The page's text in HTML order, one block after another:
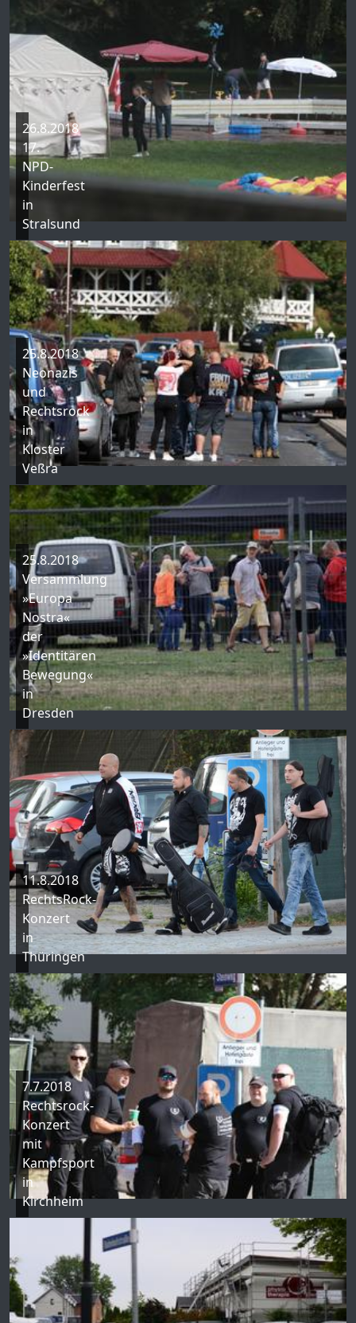
26.8.2018
17.
NPD-
Kinderfest
in
Stralsund
25.8.2018
Neonazis
und
Rechtsrock
in
Kloster
Veßra
25.8.2018
Versammlung
»Europa
Nostra«
der
»Identitären
Bewegung«
in
Dresden
11.8.2018
RechtsRock-
Konzert
in
Thüringen
7.7.2018
Rechtsrock-
Konzert
mit
Kampfsport
in
Kirchheim